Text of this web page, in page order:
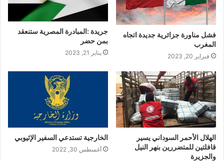
فشل مناورة جزائرية جديدة اتجاه
المغرب
فبراير 20, 2023
جريدة :المبادرة المصرية ستنعقد
بمن حضر
يناير 21, 2023
الهلال الأحمر السوداني يسير
قافلتين للمتضررين بنهر النيل
والجزيرة
الخارجية تستدعي السفير الإثيوبي
أغسطس 30, 2022